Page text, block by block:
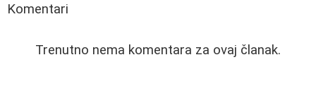
Komentari
Trenutno nema komentara za ovaj članak.